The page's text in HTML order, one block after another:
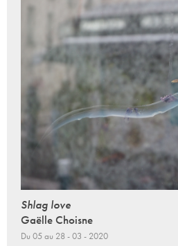
Shlag love
Gaëlle Choisne
Du 05 au 28 - 03 - 2020